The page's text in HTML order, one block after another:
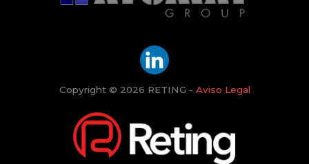
Copyright © 2026 RETING - Aviso Legal